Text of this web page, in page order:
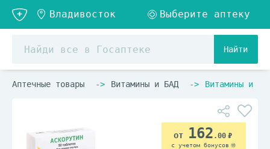
Найти
Аптечные товары Витамины и БАД Витамины и
162 .00
с учетом бонусов